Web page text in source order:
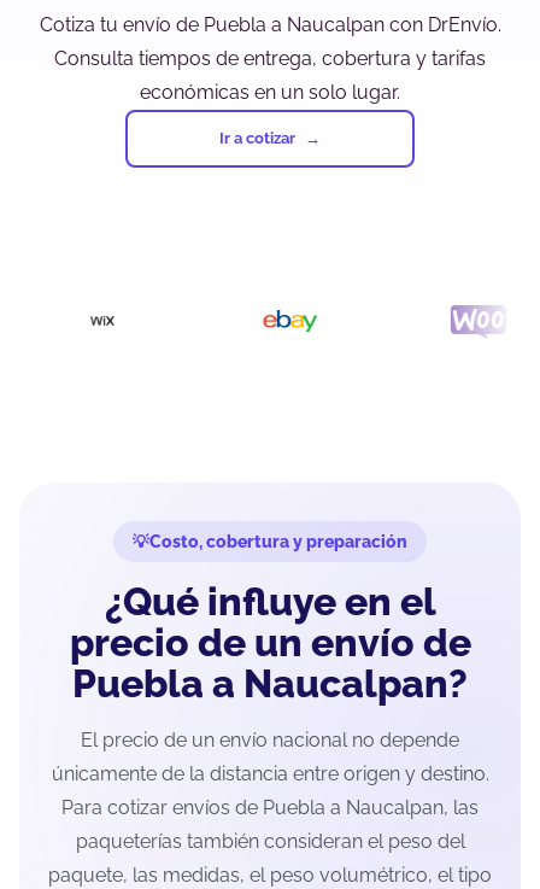
Cotiza tu envío de Puebla a Naucalpan con DrEnvío.
Consulta tiempos de entrega, cobertura y tarifas
económicas en un solo lugar.
Ir a cotizar
Costo, cobertura y preparación
¿Qué influye en el
precio de un envío de
Puebla a Naucalpan?
El precio de un envío nacional no depende
únicamente de la distancia entre origen y destino.
Para cotizar envíos de Puebla a Naucalpan, las
paqueterías también consideran el peso del
paquete, las medidas, el peso volumétrico, el tipo